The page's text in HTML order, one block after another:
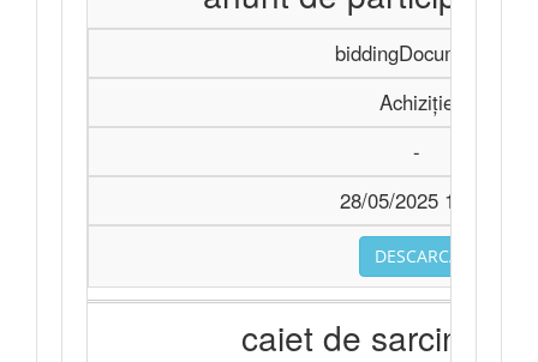
biddingDocuments
Achiziție
-
28/05/2025 10:15
DESCARCA
caiet de sarcini